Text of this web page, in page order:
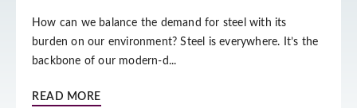
How can we balance the demand for steel with its
burden on our environment? Steel is everywhere. It’s the
backbone of our modern-d...
READ MORE